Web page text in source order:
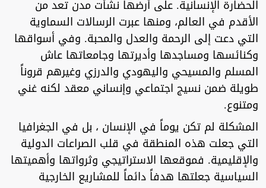
الحضارة الإنسانية. على أرضها نشأت مدن تعد من
الأقدم في العالم، ومنها عبرت الرسالات السماوية
التي دعت إلى الرحمة والعدل والمحبة. وفي أسواقها
وكنائسها ومساجدها وأديرتها وجامعاتها عاش
المسلم والمسيحي واليهودي والدرزي وغيرهم قروناً
طويلة ضمن نسيج اجتماعي وإنساني معقد لكنه غني
ومتنوع.
المشكلة لم تكن يوماً في الإنسان ، بل في الجغرافيا
التي جعلت هذه المنطقة في قلب الصراعات الدولية
والإقليمية. فموقعها الاستراتيجي وثرواتها وأهميتها
السياسية جعلتها هدفاً دائماً للمشاريع الخارجية